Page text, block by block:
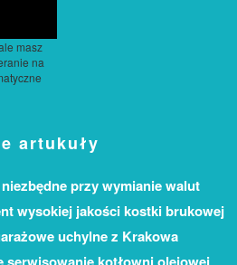
masz
na
artukuły
przy wymianie walut
wysokiej jakości kostki brukowej
uchylne z Krakowa